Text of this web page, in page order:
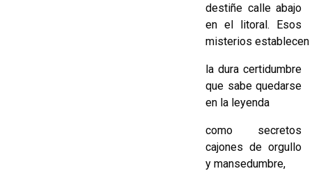
destiñe calle abajo
en el litoral. Esos
misterios establecen
la dura certidumbre
que sabe quedarse
en la leyenda
como secretos
cajones de orgullo
y mansedumbre,